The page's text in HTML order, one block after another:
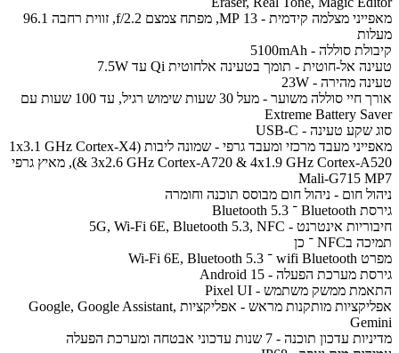
מאפייני מצלמה קידמית - 13 MP, מפתח צמצם f/2.2, זווית רחבה 96.1
מעלות
קיבולת סוללה - 5100mAh
טעינה אל-חוטית - תומך בטעינה אלחוטית Qi עד 7.5W
טעינה מהירה - 23W
אורך חיי סוללה משוער - מעל 30 שעות שימוש רגיל, עד 100 שעות עם
Extreme Battery Saver
סוג שקע טעינה - USB-C
מאפייני מעבד מרכזי ומעבד גרפי - שמונה ליבות (1x3.1 GHz Cortex-X4
& 3x2.6 GHz Cortex-A720 & 4x1.9 GHz Cortex-A520), מאיץ גרפי
Mali-G715 MP7
ניהול חום - ניהול חום מבוסס תוכנה וחומרה
גירסת Bluetooth ־ Bluetooth 5.3
חיבוריות אינטרנט - 5G, Wi-Fi 6E, Bluetooth 5.3, NFC
תמיכה בNFC ־ כן
מפרט wifi Bluetooth ־ Wi-Fi 6E, Bluetooth 5.3
גירסת מערכת הפעלה - Android 15
התאמת ממשק משתמש - Pixel UI
אפליקציות מותקנות מראש - אפליקציות Google, Google Assistant,
Gemini
מדיניות עדכון תוכנה - 7 שנות עדכוני אבטחה ומערכת הפעלה